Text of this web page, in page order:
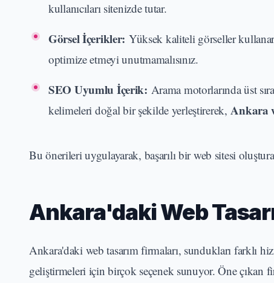
kullanıcıları sitenizde tutar.
Görsel İçerikler: Yüksek kaliteli görseller
optimize etmeyi unutmamalısınız.
SEO Uyumlu İçerik: Arama motorlarında üst
kelimeleri doğal bir şekilde yerleştirerek,Ankara
Bu önerileri uygulayarak, başarılı bir web sitesi
Ankara'daki Web
Ankara'daki web tasarım firmaları, sundukları farklı
geliştirmeleri için birçok seçenek sunuyor. Öne çıkan